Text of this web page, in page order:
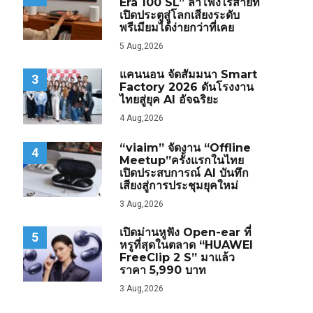
เปิดประตูสู่โลกเสียงระดับ
พรีเมียมได้ง่ายกว่าที่เคย
5 Aug,2026
3
แคนนอน จัดสัมมนา Smart
Factory 2026 ดันโรงงาน
ไทยสู่ยุค AI อัจฉริยะ
4 Aug,2026
4
“viaim” จัดงาน “Offline
Meetup”ครั้งแรกในไทย
เปิดประสบการณ์ AI บันทึก
เสียงสู่การประชุมยุคใหม่
3 Aug,2026
5
เปิดม่านหูฟัง Open-ear ที่
หรูที่สุดในตลาด “HUAWEI
FreeClip 2 S” มาแล้ว
ราคา 5,990 บาท
3 Aug,2026